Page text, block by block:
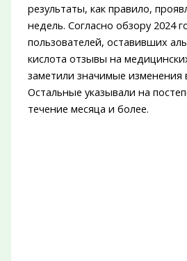
результаты, как правило,
недель. Согласно обзору 2024
пользователей, оставивших
кислота отзывы на
заметили значимые изменения
Остальные указывали на
течение месяца и более.